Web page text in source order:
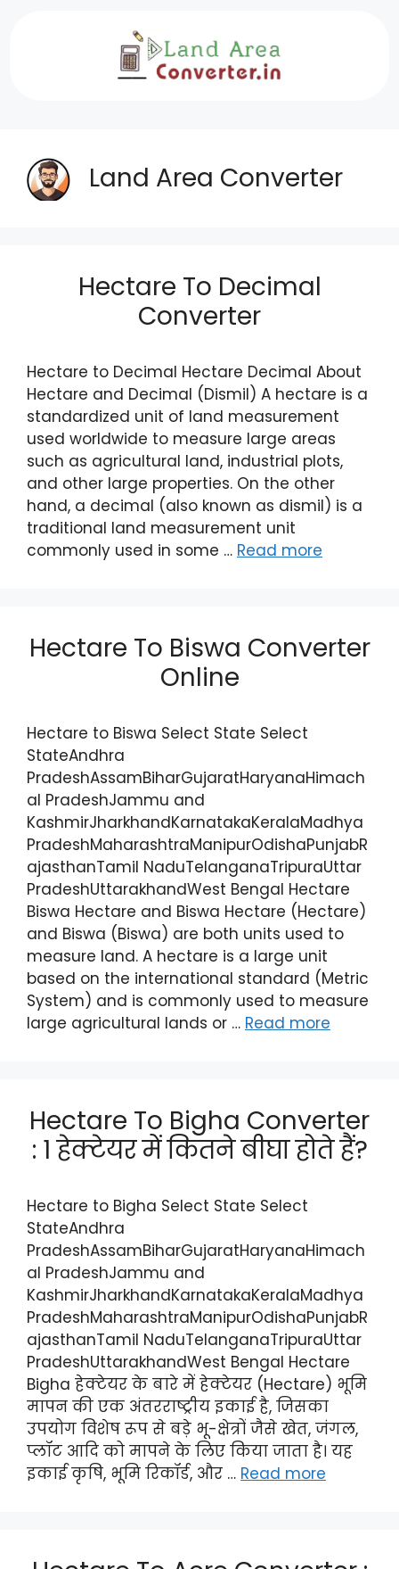
Land Area Converter
Hectare To Decimal
Converter
Hectare to Decimal Hectare Decimal About
Hectare and Decimal (Dismil) A hectare is a
standardized unit of land measurement
used worldwide to measure large areas
such as agricultural land, industrial plots,
and other large properties. On the other
hand, a decimal (also known as dismil) is a
traditional land measurement unit
commonly used in some … Read more
Hectare To Biswa Converter
Online
Hectare to Biswa Select State Select
StateAndhra
PradeshAssamBiharGujaratHaryanaHimach
al PradeshJammu and
KashmirJharkhandKarnatakaKeralaMadhya
PradeshMaharashtraManipurOdishaPunjabR
ajasthanTamil NaduTelanganaTripuraUttar
PradeshUttarakhandWest Bengal Hectare
Biswa Hectare and Biswa Hectare (Hectare)
and Biswa (Biswa) are both units used to
measure land. A hectare is a large unit
based on the international standard (Metric
System) and is commonly used to measure
large agricultural lands or … Read more
Hectare To Bigha Converter
: 1 हेक्टेयर में कितने बीघा होते हैं?
Hectare to Bigha Select State Select
StateAndhra
PradeshAssamBiharGujaratHaryanaHimach
al PradeshJammu and
KashmirJharkhandKarnatakaKeralaMadhya
PradeshMaharashtraManipurOdishaPunjabR
ajasthanTamil NaduTelanganaTripuraUttar
PradeshUttarakhandWest Bengal Hectare
Bigha हेक्टेयर के बारे में हेक्टेयर (Hectare) भूमि
मापन की एक अंतरराष्ट्रीय इकाई है, जिसका
उपयोग विशेष रूप से बड़े भू-क्षेत्रों जैसे खेत, जंगल,
प्लॉट आदि को मापने के लिए किया जाता है। यह
इकाई कृषि, भूमि रिकॉर्ड, और … Read more